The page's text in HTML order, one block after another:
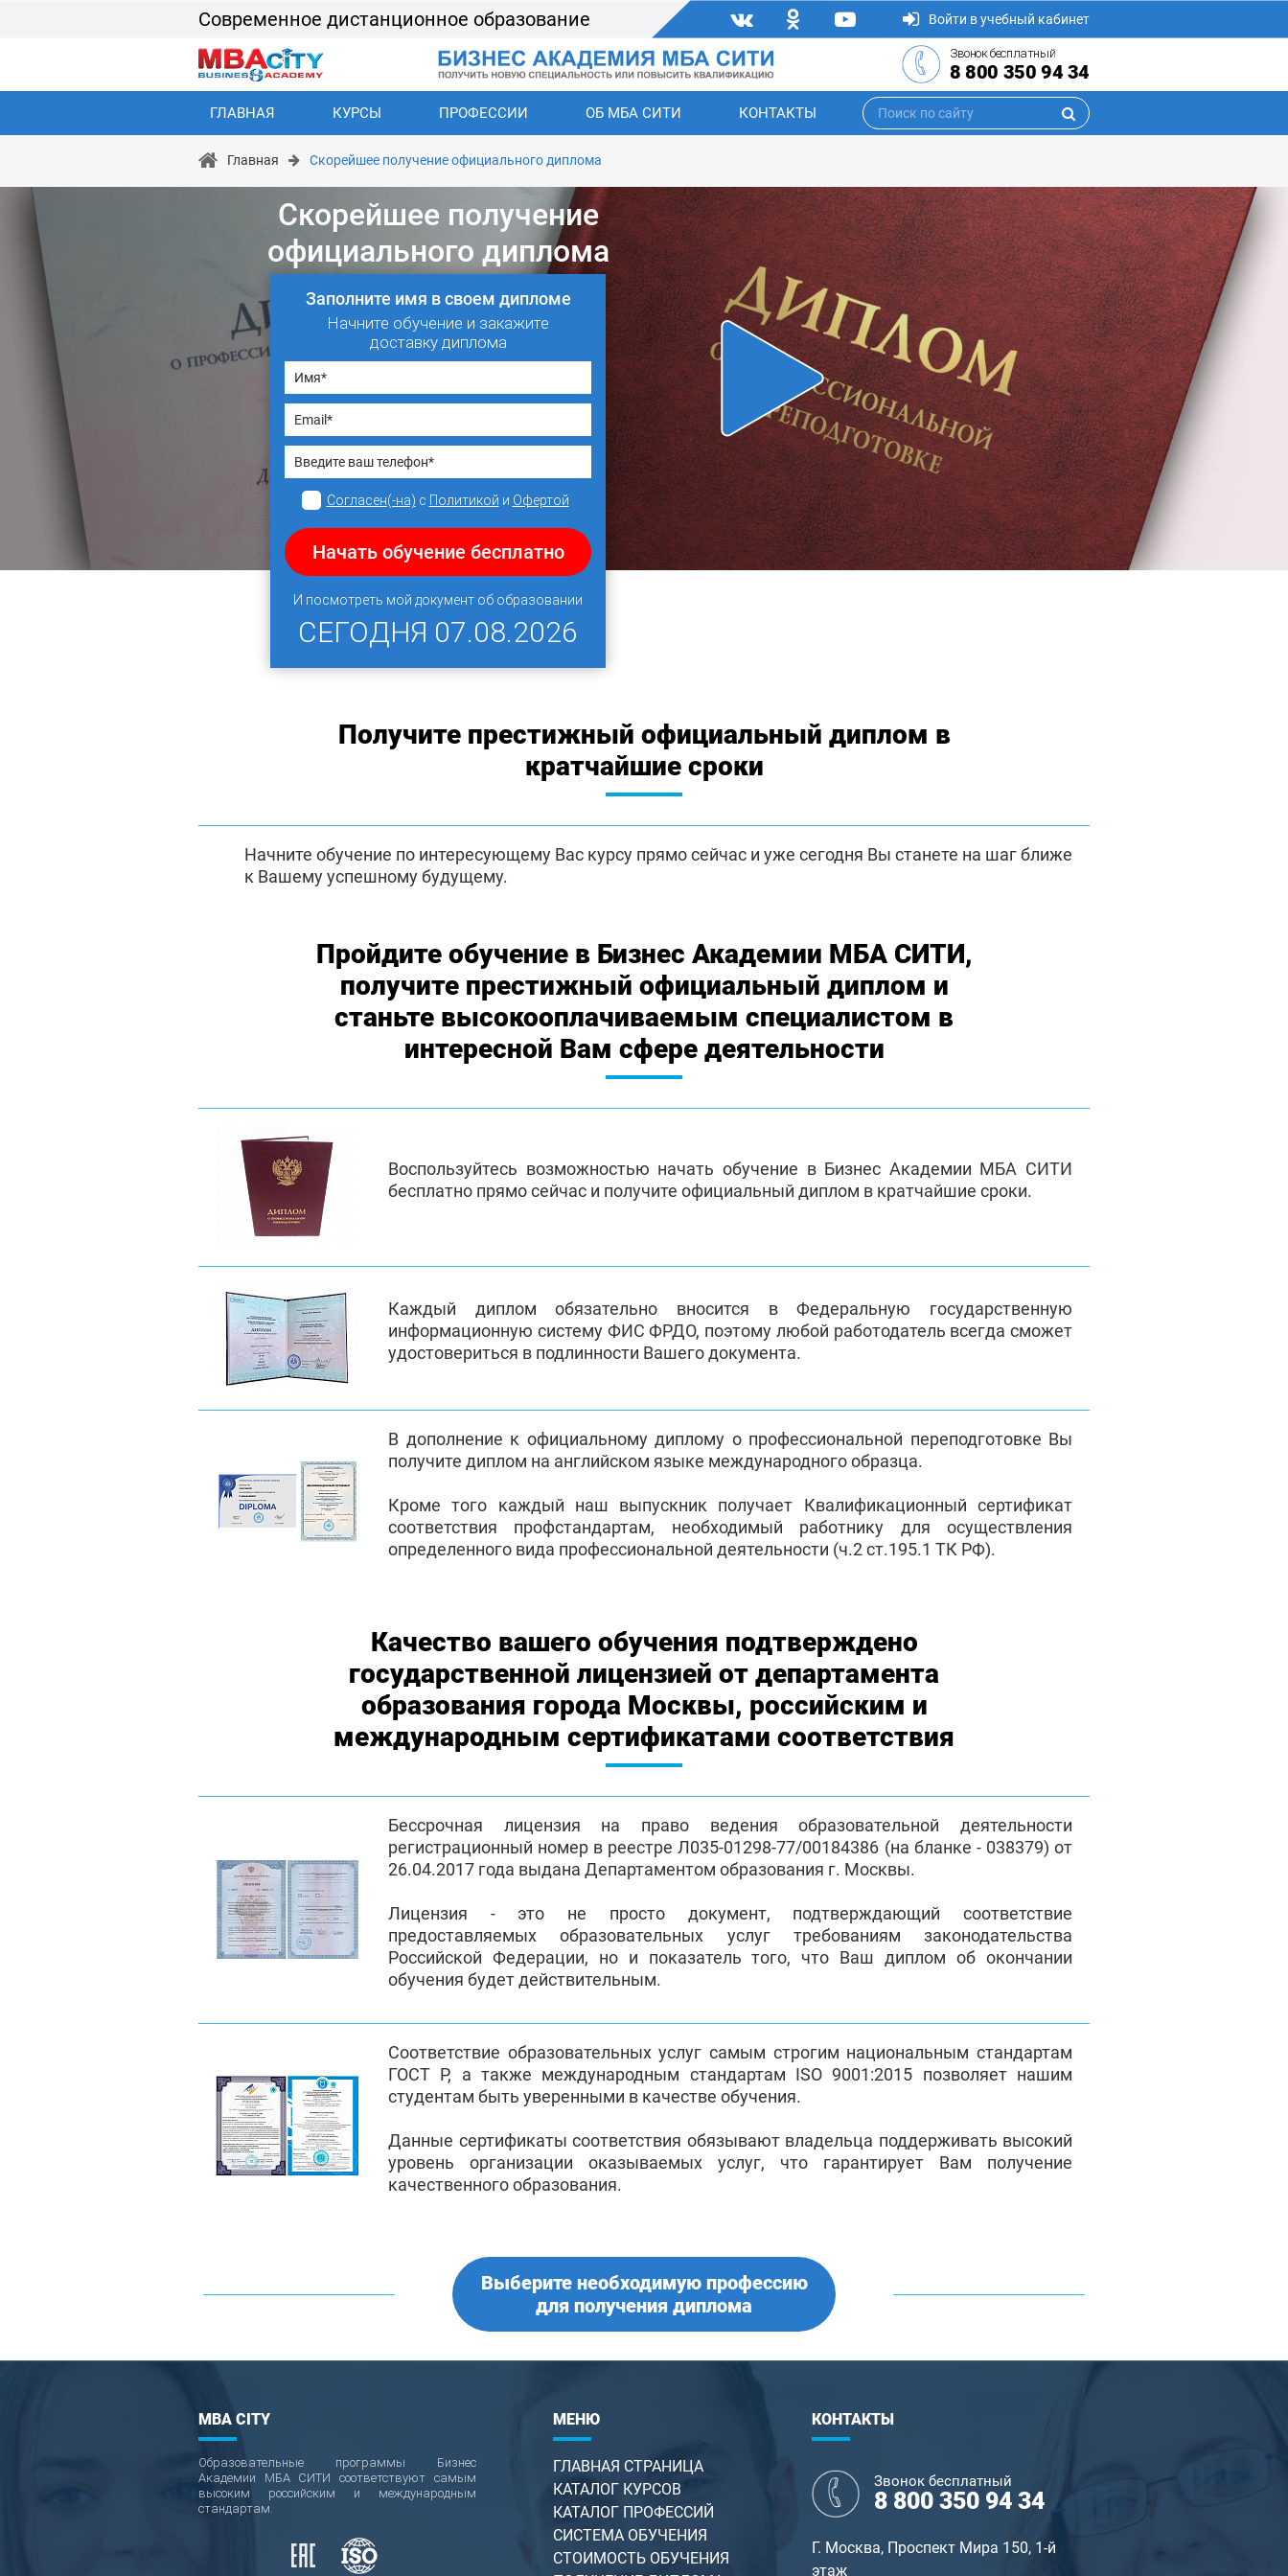
Современное дистанционное образование Войти в учебный кабинет
Звонок бесплатный
8 800 350 94 34
ГЛАВНАЯ КУРСЫ ПРОФЕССИИ ОБ МБА СИТИ КОНТАКТЫ
Главная Скорейшее получение официального диплома
Скорейшее получение
официального диплома
Заполните имя в своем дипломе
Начните обучение и закажите
доставку диплома
Согласен(-на) с Политикой и Офертой
Начать обучение бесплатно
И посмотреть мой документ об образовании
СЕГОДНЯ 07.08.2026
Получите престижный официальный диплом в
кратчайшие сроки
Начните обучение по интересующему Вас курсу прямо сейчас и уже сегодня Вы станете на шаг ближе
к Вашему успешному будущему.
Пройдите обучение в Бизнес Академии МБА СИТИ,
получите престижный официальный диплом и
станьте высокооплачиваемым специалистом в
интересной Вам сфере деятельности
Воспользуйтесь возможностью начать обучение в Бизнес Академии МБА СИТИ
бесплатно прямо сейчас и получите официальный диплом в кратчайшие сроки.
Каждый диплом обязательно вносится в Федеральную государственную
информационную систему ФИС ФРДО, поэтому любой работодатель всегда сможет
удостовериться в подлинности Вашего документа.
В дополнение к официальному диплому о профессиональной переподготовке Вы
получите диплом на английском языке международного образца.
Кроме того каждый наш выпускник получает Квалификационный сертификат
соответствия профстандартам, необходимый работнику для осуществления
определенного вида профессиональной деятельности (ч.2 ст.195.1 ТК РФ).
Качество вашего обучения подтверждено
государственной лицензией от департамента
образования города Москвы, российским и
международным сертификатами соответствия
Бессрочная лицензия на право ведения образовательной деятельности
регистрационный номер в реестре Л035-01298-77/00184386 (на бланке - 038379) от
26.04.2017 года выдана Департаментом образования г. Москвы.
Лицензия - это не просто документ, подтверждающий соответствие
предоставляемых образовательных услуг требованиям законодательства
Российской Федерации, но и показатель того, что Ваш диплом об окончании
обучения будет действительным.
Соответствие образовательных услуг самым строгим национальным стандартам
ГОСТ Р, а также международным стандартам ISO 9001:2015 позволяет нашим
студентам быть уверенными в качестве обучения.
Данные сертификаты соответствия обязывают владельца поддерживать высокий
уровень организации оказываемых услуг, что гарантирует Вам получение
качественного образования.
Выберите необходимую профессию
для получения диплома
MBA CITY
Образовательные программы Бизнес
Академии МБА СИТИ соответствуют самым
высоким российским и международным
стандартам.
МЕНЮ
ГЛАВНАЯ СТРАНИЦА
КАТАЛОГ КУРСОВ
КАТАЛОГ ПРОФЕССИЙ
СИСТЕМА ОБУЧЕНИЯ
СТОИМОСТЬ ОБУЧЕНИЯ
КОНТАКТЫ
Звонок бесплатный
8 800 350 94 34
Г. Москва, Проспект Мира 150, 1-й
этаж